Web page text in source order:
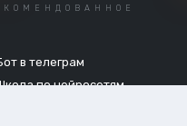
в телеграм
по нейросетям